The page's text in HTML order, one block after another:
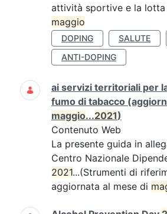
attività sportive e la
maggio
DOPING SALUTE
ANTI-DOPING
ai servizi territoriali per
fumo di tabacco
maggio...2021)
Contenuto Web
La presente guida in
Centro Nazionale
2021...(Strumenti di
aggiornata al mese di